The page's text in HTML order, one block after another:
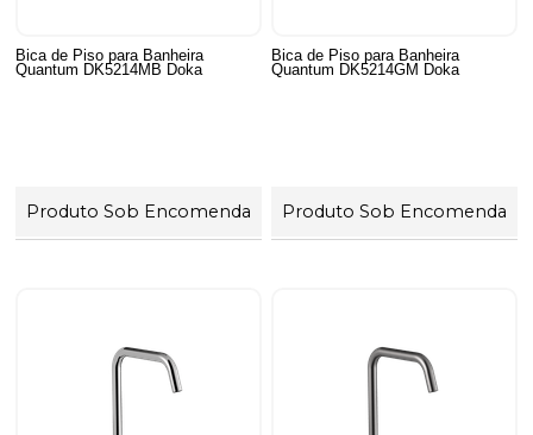
Bica de Piso para Banheira
Quantum DK5214MB Doka
Produto Sob Encomenda
Bica de Piso para Banheira
Quantum DK5214GM Doka
Produto Sob Encomenda